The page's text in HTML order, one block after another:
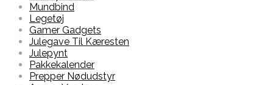
Mundbind
Legetøj
Gamer Gadgets
Julegave Til Kæresten
Julepynt
Pakkekalender
Prepper Nødudstyr